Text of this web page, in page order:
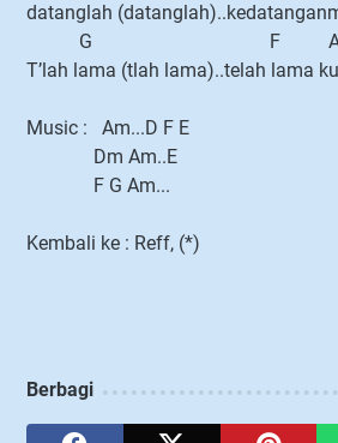
datanglah
G F
T’lah lama (tlah lama)..telah lama
Music : Am...D F E
Dm Am..E
F G Am...
Kembali ke : Reff, (*)
Berbagi